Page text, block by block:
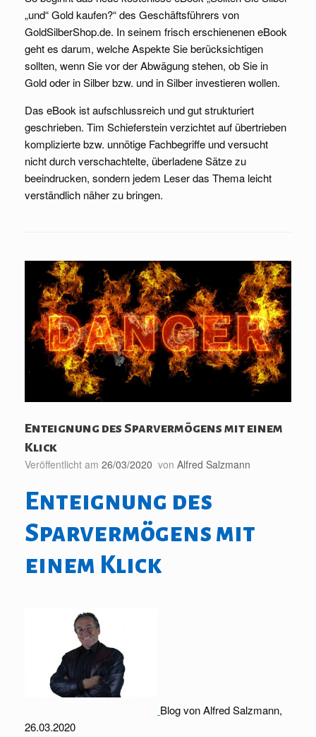
„und“ Gold kaufen?“ des Geschäftsführers von
GoldSilberShop.de. In seinem frisch erschienenen eBook
geht es darum, welche Aspekte Sie berücksichtigen
sollten, wenn Sie vor der Abwägung stehen, ob Sie in
Gold oder in Silber bzw. und in Silber investieren wollen.
Das eBook ist aufschlussreich und gut strukturiert
geschrieben. Tim Schieferstein verzichtet auf übertrieben
komplizierte bzw. unnötige Fachbegriffe und versucht
nicht durch verschachtelte, überladene Sätze zu
beeindrucken, sondern jedem Leser das Thema leicht
verständlich näher zu bringen.
Enteignung des Sparvermögens mit einem
Klick
Veröffentlicht am 26/03/2020 von Alfred Salzmann
Enteignung des
Sparvermögens mit
einem Klick
Blog von Alfred Salzmann,
26.03.2020